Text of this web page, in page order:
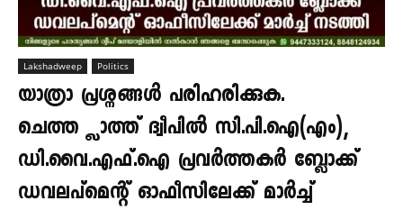
Lakshadweep Politics
യാത്രാ പ്രശ്നങ്ങൾ പരിഹരിക്കുക.
ചെത്ത്ലാത്ത് ദ്വീപിൽ സി.പി.ഐ(എം),
ഡി.വൈ.എഫ്.ഐ പ്രവർത്തകർ ബ്ലോക്ക്
ഡവലപ്മെന്റ് ഓഫീസിലേക്ക് മാർച്ച്